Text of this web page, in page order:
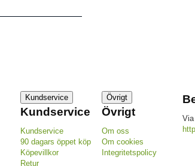
Kundservice
Kundservice
Kundservice
90 dagars öppet köp
Köpevillkor
Retur
Övrigt
Övrigt
Om oss
Om cookies
Integritetspolicy